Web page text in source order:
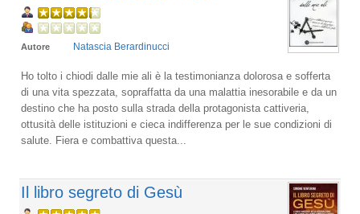
Autore Natascia Berardinucci
Ho tolto i chiodi dalle mie ali è la testimonianza dolorosa e sofferta
di una vita spezzata, sopraffatta da una malattia inesorabile e da un
destino che ha posto sulla strada della protagonista cattiveria,
ottusità delle istituzioni e cieca indifferenza per le sue condizioni di
salute. Fiera e combattiva questa...
Il libro segreto di Gesù